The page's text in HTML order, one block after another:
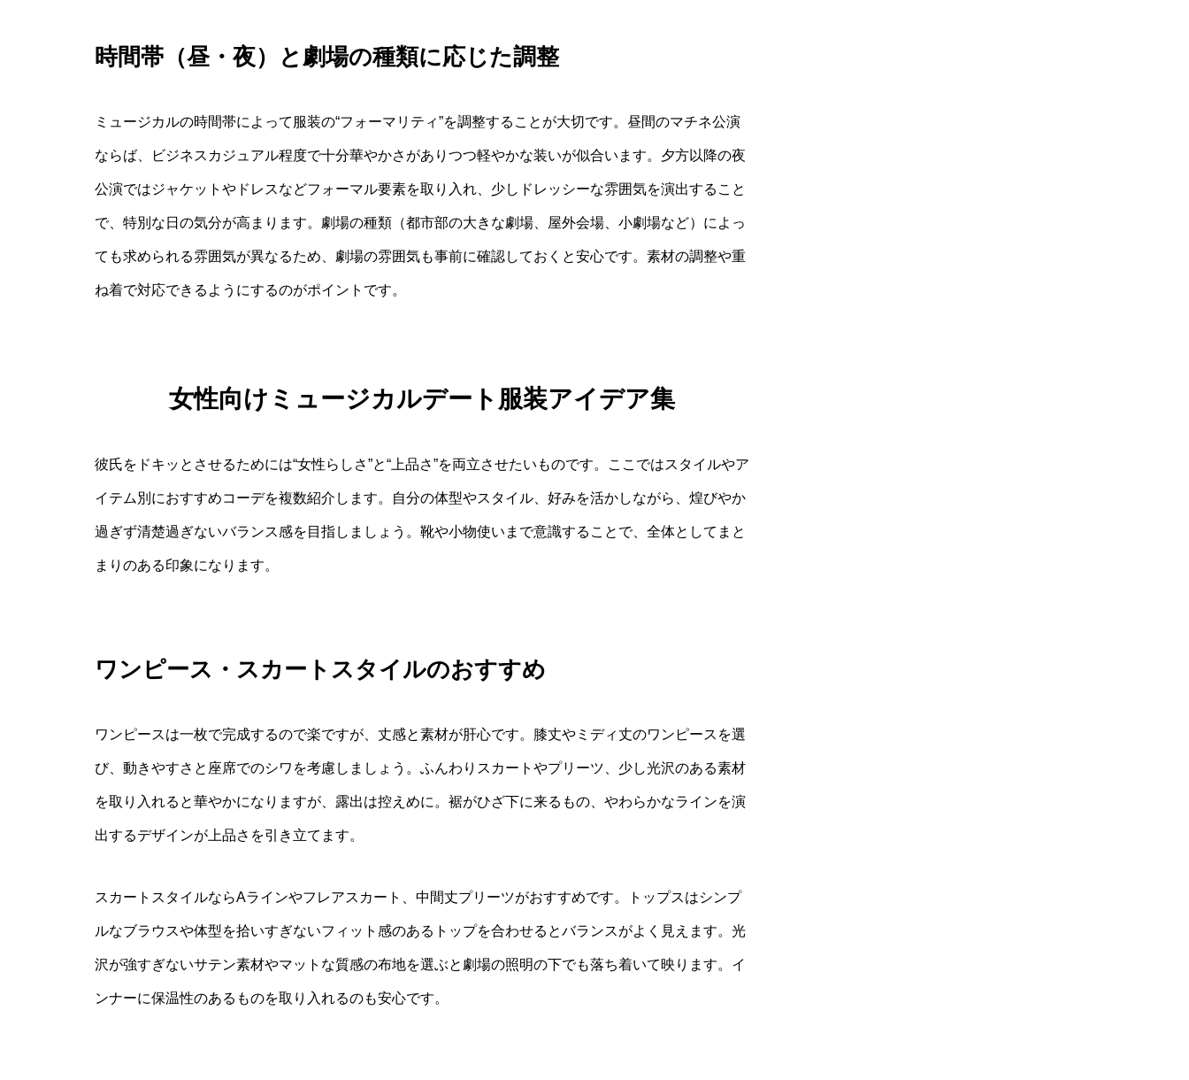
時間帯（昼・夜）と劇場の種類に応じた調整
ミュージカルの時間帯によって服装の“フォーマリティ”を調整することが大切です。昼間のマチネ公演
ならば、ビジネスカジュアル程度で十分華やかさがありつつ軽やかな装いが似合います。夕方以降の夜
公演ではジャケットやドレスなどフォーマル要素を取り入れ、少しドレッシーな雰囲気を演出すること
で、特別な日の気分が高まります。劇場の種類（都市部の大きな劇場、屋外会場、小劇場など）によっ
ても求められる雰囲気が異なるため、劇場の雰囲気も事前に確認しておくと安心です。素材の調整や重
ね着で対応できるようにするのがポイントです。
女性向けミュージカルデート服装アイデア集
彼氏をドキッとさせるためには“女性らしさ”と“上品さ”を両立させたいものです。ここではスタイルやア
イテム別におすすめコーデを複数紹介します。自分の体型やスタイル、好みを活かしながら、煌びやか
過ぎず清楚過ぎないバランス感を目指しましょう。靴や小物使いまで意識することで、全体としてまと
まりのある印象になります。
ワンピース・スカートスタイルのおすすめ
ワンピースは一枚で完成するので楽ですが、丈感と素材が肝心です。膝丈やミディ丈のワンピースを選
び、動きやすさと座席でのシワを考慮しましょう。ふんわりスカートやプリーツ、少し光沢のある素材
を取り入れると華やかになりますが、露出は控えめに。裾がひざ下に来るもの、やわらかなラインを演
出するデザインが上品さを引き立てます。
スカートスタイルならAラインやフレアスカート、中間丈プリーツがおすすめです。トップスはシンプ
ルなブラウスや体型を拾いすぎないフィット感のあるトップを合わせるとバランスがよく見えます。光
沢が強すぎないサテン素材やマットな質感の布地を選ぶと劇場の照明の下でも落ち着いて映ります。イ
ンナーに保温性のあるものを取り入れるのも安心です。